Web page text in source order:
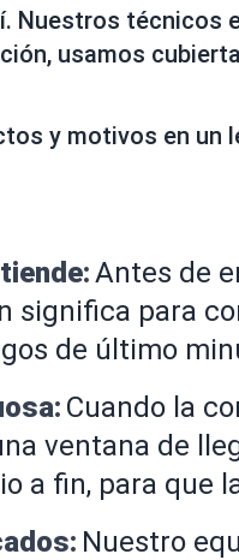
Nuestros
usamos
y motivos en
Antes de
significa para
de último
Cuando la
ventana de
a fin, para que
Nuestro